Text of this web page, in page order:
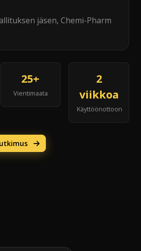
jäsen, Chemi-Pharm
25+
Vientimaata
2
viikkoa
Käyttöönottoon